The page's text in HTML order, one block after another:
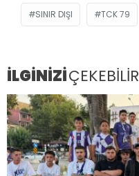
SINIR DIŞI TCK 79
İLGİNİZİÇEKEBİLİR